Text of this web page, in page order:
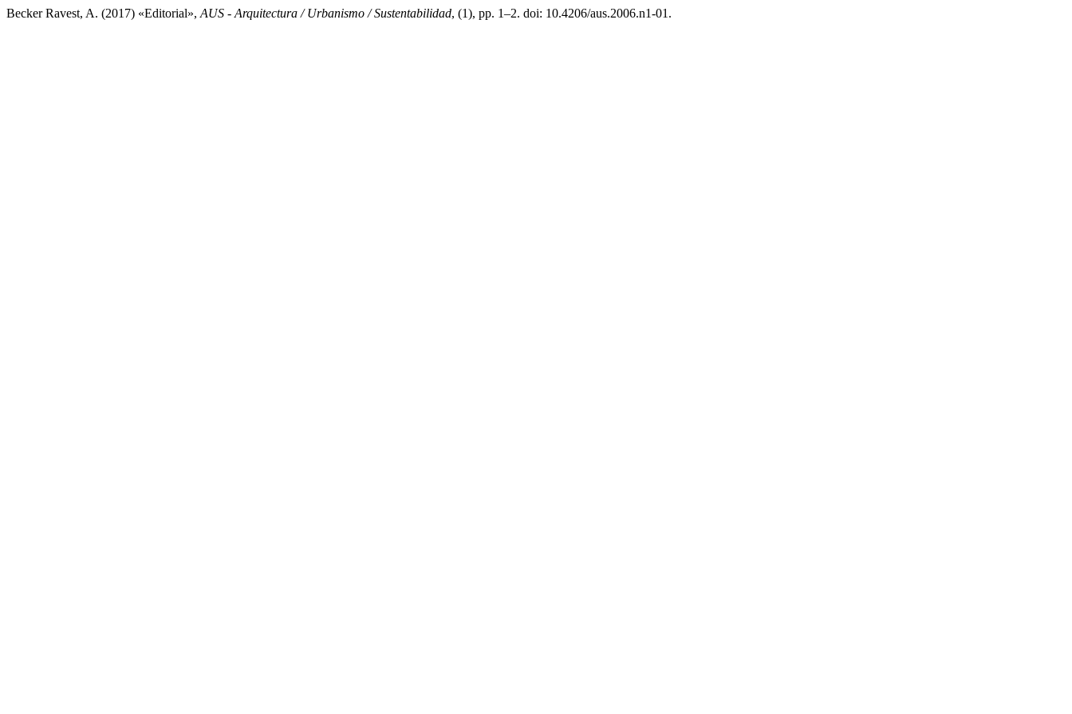
Becker Ravest, A. (2017) «Editorial», AUS - Arquitectura / Urbanismo / Sustentabilidad, (1), pp. 1–2. doi: 10.4206/aus.2006.n1-01.